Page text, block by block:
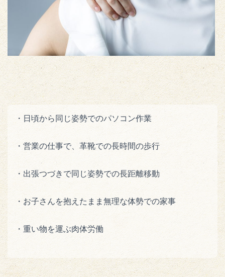
・日頃から同じ姿勢でのパソコン作業
・営業の仕事で、革靴での長時間の歩行
・出張つづきで同じ姿勢での長距離移動
・お子さんを抱えたまま無理な体勢での家事
・重い物を運ぶ肉体労働